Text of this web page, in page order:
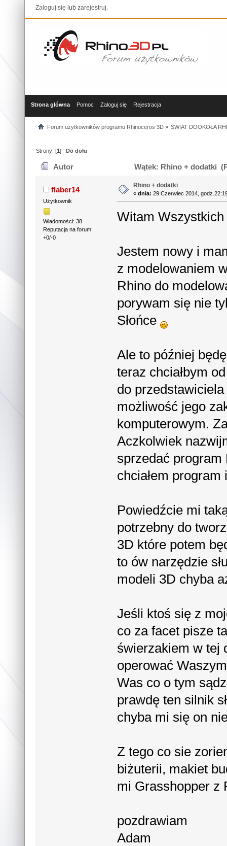
Zaloguj się lub zarejestruj.
Strona główna Pomoc Zaloguj się Rejestracja
Forum użytkowników programu Rhinoceros 3D» ŚWIAT DOOKOŁA
Strony: [1]Do dołu
Autor Wątek: Rhino + dodatki
flaber14
Użytkownik
Wiadomości: 38
Reputacja na forum:
+0/-0
Rhino + dodatki
«dnia: 29 Czerwiec 2014,
Witam Wszystkich
Jestem nowy i
z modelowaniem
Rhino do
porywam się nie
Słońce
Ale to później
teraz chciałbym
do
możliwość jego
komputerowym.
Aczkolwiek
sprzedać program
chciałem
Powiedźcie mi
potrzebny do
3D które potem
to ów narzędzie
modeli 3D chyba
Jeśli ktoś się z
co za facet pisze
świerzakiem w tej
operować
Was co o tym
prawdę ten silnik
chyba mi się on
Z tego co sie
biżuterii, makiet
mi Grasshopper z
pozdrawiam
Adam